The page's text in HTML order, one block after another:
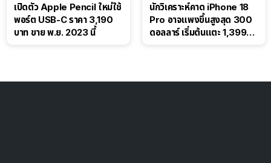
เปิดตัว Apple Pencil ใหม่ใช้
พอร์ต USB-C ราคา 3,190
บาท ขาย พ.ย. 2023 นี้
นักวิเคราะห์คาด iPhone 18
Pro อาจแพงขึ้นสูงสุด 300
ดอลลาร์ เริ่มต้นแตะ 1,399